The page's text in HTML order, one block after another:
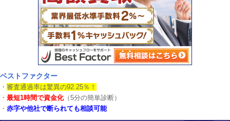
ベストファクター
・ 審査通過率は驚異の92.25％！
・ 最短1時間で資金化（5分の簡単診断）
・ 赤字や他社で断られても相談可能